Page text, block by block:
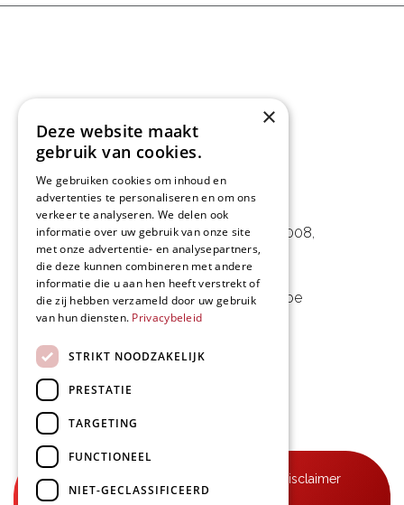
L&D Foodpartner BV
Noorwegenstraat 29D, Haven 8008,
9940 Evergem, BE
09 253 49 57- mail@delmo.be
BE 0768.656.308
Volg ons
Disclaimer
×
Deze website maakt
gebruik van cookies.
We gebruiken cookies om inhoud en
advertenties te personaliseren en om ons
verkeer te analyseren. We delen ook
informatie over uw gebruik van onze site
met onze advertentie- en analysepartners,
die deze kunnen combineren met andere
informatie die u aan hen heeft verstrekt of
die zij hebben verzameld door uw gebruik
van hun diensten. Privacybeleid
STRIKT NOODZAKELIJK
PRESTATIE
TARGETING
FUNCTIONEEL
NIET-GECLASSIFICEERD